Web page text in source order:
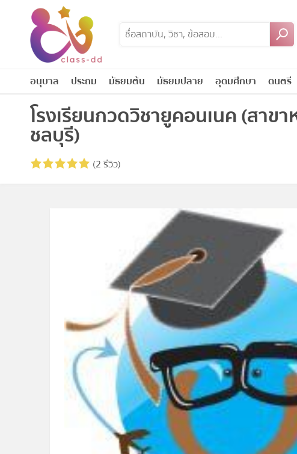
content
อนุบาล ประถม มัธยมต้น มัธยมปลาย อุดมศึกษา ดนตรี
โรงเรียนกวดวิชายูคอนเนค (สาข
ชลบุรี)
(2 รีวิว)